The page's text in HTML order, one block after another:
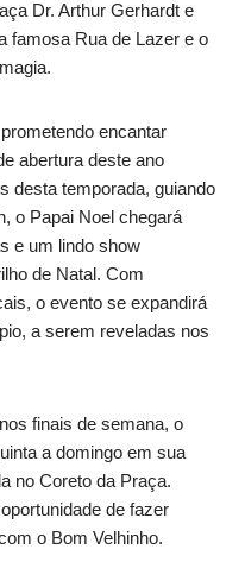
Dr. Arthur Gerhardt e
famosa Rua de Lazer e o
encantar
abertura deste ano
desta temporada, guiando
o Papai Noel chegará
e um lindo show
de Natal. Com
o evento se expandirá
a serem reveladas nos
finais de semana, o
a domingo em sua
no Coreto da Praça.
de fazer
o Bom Velhinho.